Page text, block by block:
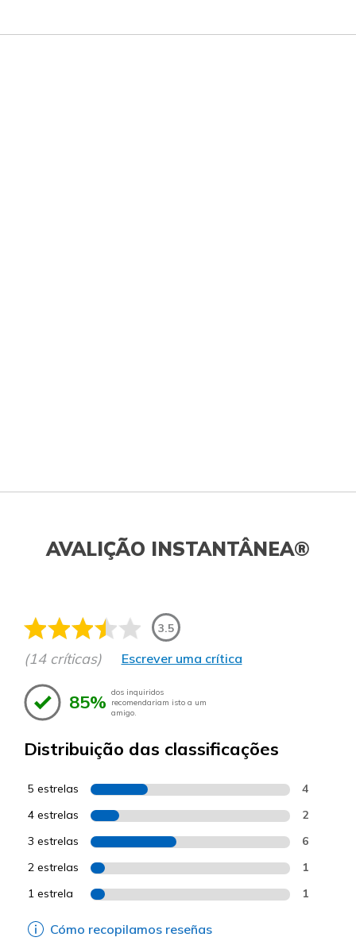
AVALIÇÃO INSTANTÂNEA®
3.5
(14 críticas) Escrever uma crítica
85% dos inquiridos
recomendariam isto a um
amigo.
Distribuição das classificações
5 estrelas 4
4 estrelas 2
3 estrelas 6
2 estrelas 1
1 estrela 1
Cómo recopilamos reseñas